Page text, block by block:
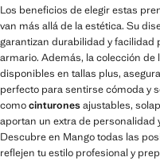
Los beneficios de elegir estas
van más allá de la estética. Su
garantizan durabilidad y facilidad
armario. Además, la colección
disponibles en tallas plus,
perfecto para sentirse cómoda y
comocinturonesajustables,
aportan un extra de personalidad
Descubre en Mango todas las
reflejen tu estilo profesional y